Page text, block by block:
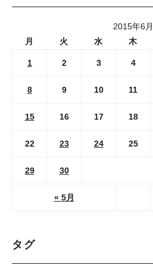
2015年6月
月
火 水 木
« 5月
1 2 3 4
8 9 10 11
15 16 17 18
22 23 24 25
29 30
タグ